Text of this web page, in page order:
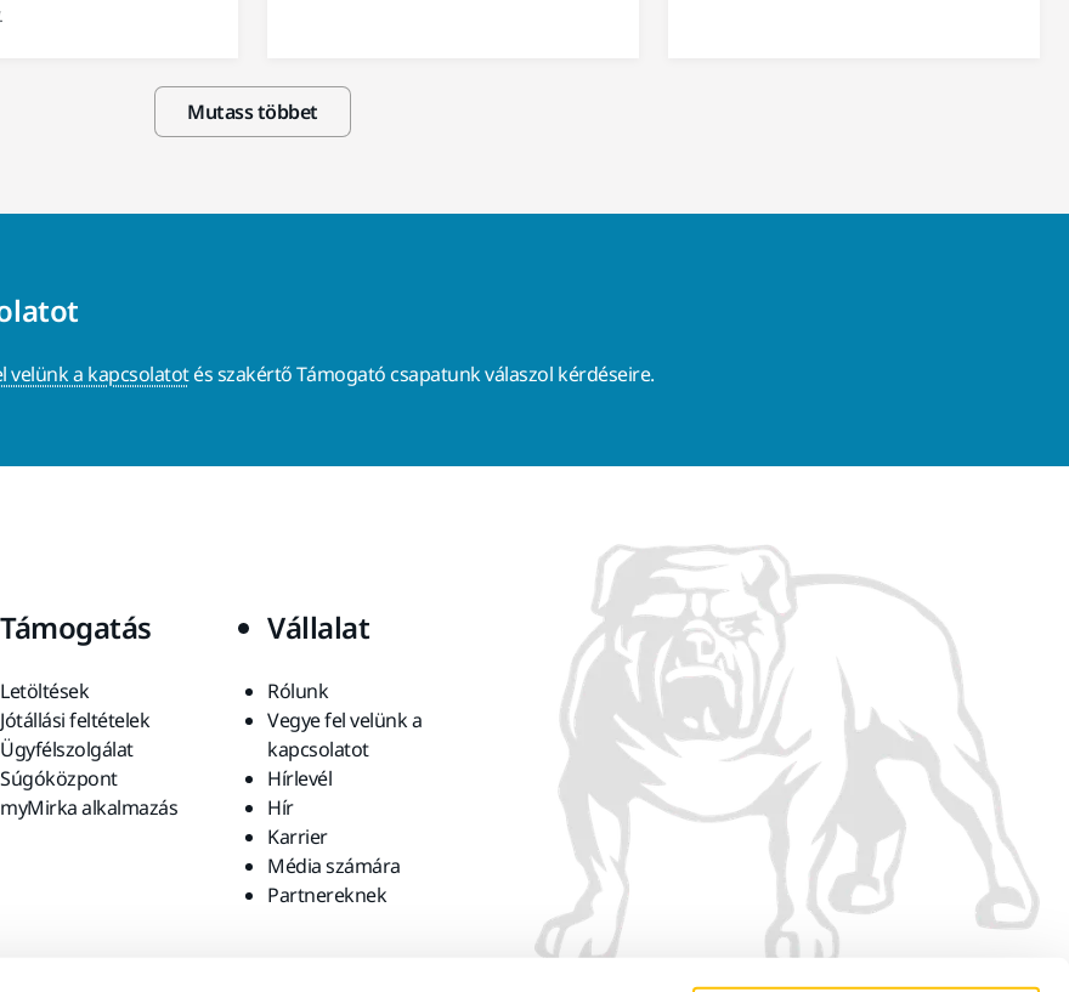
Mutass többet
velünk a kapcsolatotés szakértő Támogató csapatunk válaszol kérdéseire.
Támogatás
Letöltések
Jótállási feltételek
Ügyfélszolgálat
Súgóközpont
myMirka alkalmazás
Vállalat
Rólunk
Vegye fel velünk a
kapcsolatot
Hírlevél
Hír
Karrier
Média számára
Partnereknek